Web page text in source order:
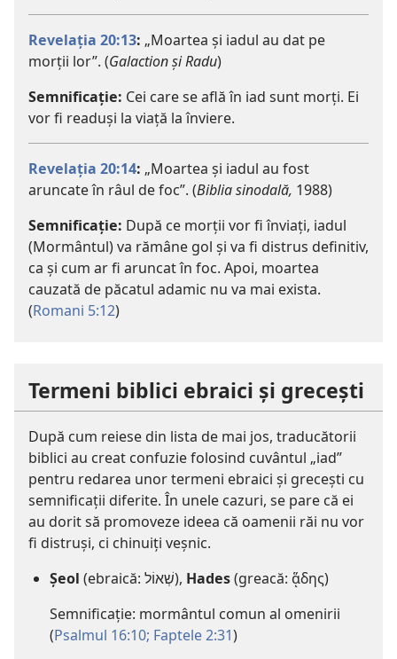
Revelația 20:13: „Moartea și iadul au dat pe
morții lor”. (Galaction și Radu)
Semnificație: Cei care se află în iad sunt morți. Ei
vor fi readuși la viață la înviere.
Revelația 20:14: „Moartea și iadul au fost
aruncate în râul de foc”. (Biblia sinodală, 1988)
Semnificație: După ce morții vor fi înviați, iadul
(Mormântul) va rămâne gol și va fi distrus definitiv,
ca și cum ar fi aruncat în foc. Apoi, moartea
cauzată de păcatul adamic nu va mai exista.
(Romani 5:12)
Termeni biblici ebraici și grecești
După cum reiese din lista de mai jos, traducătorii
biblici au creat confuzie folosind cuvântul „iad”
pentru redarea unor termeni ebraici și grecești cu
semnificații diferite. În unele cazuri, se pare că ei
au dorit să promoveze ideea că oamenii răi nu vor
fi distruși, ci chinuiți veșnic.
Șeol
(ebraică: שְׁאוֹל), Hades(greacă: ᾅδης)
Semnificație: mormântul comun al omenirii
(Psalmul 16:10; Faptele 2:31)